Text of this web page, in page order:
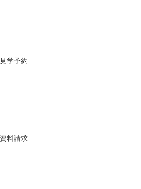
見学予約
資料請求